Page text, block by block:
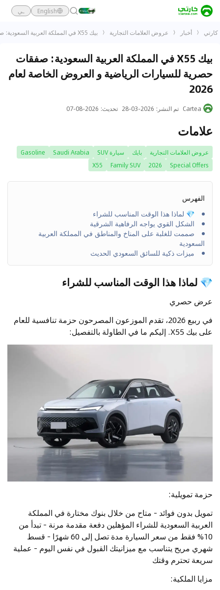
English ـي
كارتي أخبار عروض العلامات التجارية بيك X55 في المملكة العربية السعودية: صفقات حصرية للسيارات الرياضية و العروض الخاصة لعام 2026
بيك X55 في المملكة العربية السعودية: صفقات
حصرية للسيارات الرياضية و العروض الخاصة لعام
2026
Cartea تم النشر :
2026-03-28 تحديث:
2026-08-07
علامات
عروض العلامات التجارية بايك سيارة SUV Saudi Arabia
Gasoline
Special Offers
2026
Family SUV
X55
الفهرس
💎 لماذا هذا الوقت المناسب للشراء
الشكل القوي يواجه الرفاهية الشرقية
صممت للغلبة على المناخ والمناطق في المملكة العربية
السعودية
ميزات ذكية للسائق السعودي الحديث
💎 لماذا هذا الوقت المناسب للشراء
عرض حصري
في ربيع 2026، تقدم الموزعون المصرحون حزمة تنافسية للعام
على بيك X55. إليكم ما في الطاولة بالتفصيل:
حزمة تمويلية:
تمويل بدون فوائد - متاح من خلال بنوك مختارة في المملكة
العربية السعودية للشراء المؤهلين دفعة مقدمة مرنة - تبدأ من
10% فقط من سعر السيارة مدة تصل إلى 60 شهرًا - قسط
شهري مريح يتناسب مع ميزانيتك القبول في نفس اليوم - عملية
سريعة تحترم وقتك
مزايا الملكية: